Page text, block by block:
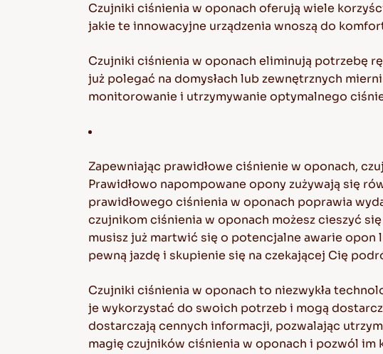
Czujniki ciśnienia w oponach oferują wiele
jakie te innowacyjne urządzenia wnoszą do
Czujniki ciśnienia w oponach eliminują potrzebę
już polegać na domysłach lub zewnętrznych
monitorowanie i utrzymywanie optymalnego
Zapewniając prawidłowe ciśnienie w oponach,
Prawidłowo napompowane opony zużywają się
prawidłowego ciśnienia w oponach poprawia
czujnikom ciśnienia w oponach możesz cieszyć
musisz już martwić się o potencjalne awarie opon
pewną jazdę i skupienie się na czekającej Cię
Czujniki ciśnienia w oponach to niezwykła
je wykorzystać do swoich potrzeb i mogą
dostarczają cennych informacji, pozwalając
magię czujników ciśnienia w oponach i pozwól